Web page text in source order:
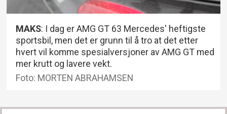
MAKS: I dag er AMG GT 63 Mercedes' heftigste
sportsbil, men det er grunn til å tro at det etter
hvert vil komme spesialversjoner av AMG GT med
mer krutt og lavere vekt.
Foto: MORTEN ABRAHAMSEN